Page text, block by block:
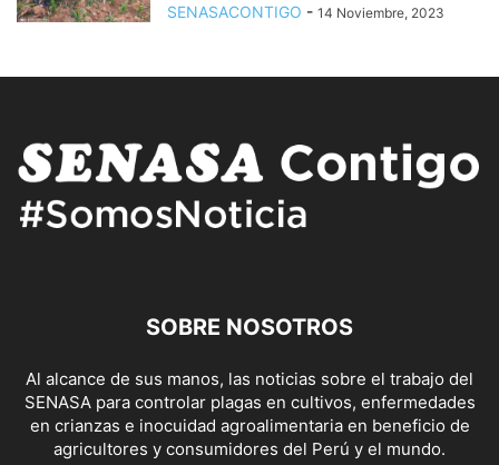
SENASACONTIGO - 14 Noviembre, 2023
SOBRE NOSOTROS
Al alcance de sus manos, las noticias sobre el trabajo del
SENASA para controlar plagas en cultivos, enfermedades
en crianzas e inocuidad agroalimentaria en beneficio de
agricultores y consumidores del Perú y el mundo.